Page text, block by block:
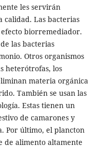
les servirán
calidad. Las bacterias
biorremediador.
las bacterias
Otros organismos
heterótrofas, los
materia orgánica
También se usan las
Estas tienen un
de camarones y
Por último, el plancton
de alimento altamente